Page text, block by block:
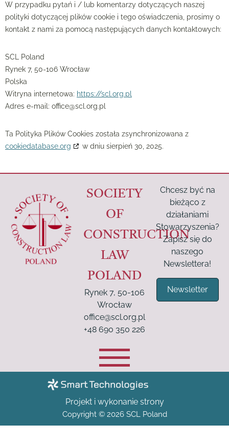
W przypadku pytań i / lub komentarzy dotyczących naszej
polityki dotyczącej plików cookie i tego oświadczenia, prosimy o
kontakt z nami za pomocą następujących danych kontaktowych:
SCL Poland
Rynek 7, 50-106 Wrocław
Polska
Witryna internetowa: https://scl.org.pl
Adres e-mail: office@scl.org.pl
Ta Polityka Plików Cookies została zsynchronizowana z
cookiedatabase.org
w dniu sierpień 30, 2025.
SOCIETY
OF
CONSTRUCTION
LAW
POLAND
Rynek 7, 50-106
Wrocław
office@scl.org.pl
+48 690 350 226
Chcesz być na
bieżąco z
działaniami
Stowarzyszenia?
Zapisz się do
naszego
Newslettera!
Newsletter
Projekt i wykonanie strony
Copyright © 2026 SCL Poland